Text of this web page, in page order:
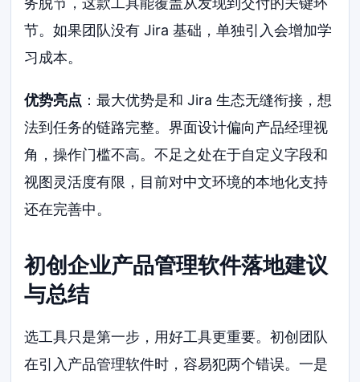
节。如果团队没有 Jira 基础，单独引入会增加学
习成本。
优势亮点 ：最大优势是和 Jira 生态无缝衔接，想
法到任务的链路完整。界面设计偏向产品经理视
角，操作门槛不高。不足之处在于自定义字段和
视图灵活度有限，目前对中文环境的本地化支持
还在完善中。
初创企业产品管理软件落地建议
与总结
选工具只是第一步，用好工具更重要。初创团队
在引入产品管理软件时，容易犯两个错误。一是